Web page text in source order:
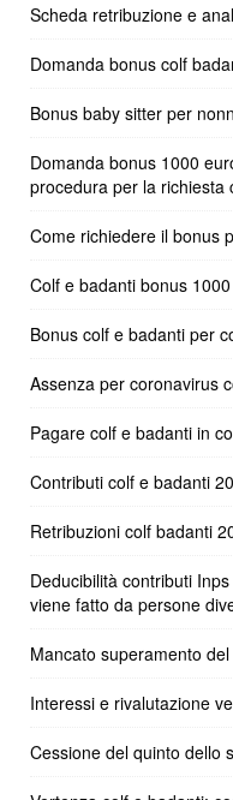
Scheda retribuzione e
Domanda bonus colf
Bonus baby sitter per
Domanda bonus 1000
procedura per la richiesta
Come richiedere il bonus
Colf e badanti bonus
Bonus colf e badanti per
Assenza per coronavirus
Pagare colf e badanti in
Contributi colf e badanti
Retribuzioni colf badanti
Deducibilità contributi
viene fatto da persone
Mancato superamento
Interessi e rivalutazione
Cessione del quinto dello